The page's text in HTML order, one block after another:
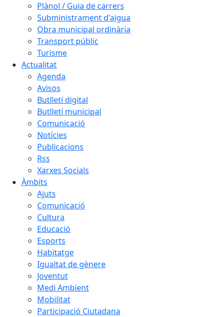
Plànol / Guia de carrers
Subministrament d'aigua
Obra municipal ordinària
Transport públic
Turisme
Actualitat
Agenda
Avisos
Butlletí digital
Butlletí municipal
Comunicació
Notícies
Publicacions
Rss
Xarxes Socials
Àmbits
Ajuts
Comunicació
Cultura
Educació
Esports
Habitatge
Igualtat de gènere
Joventut
Medi Ambient
Mobilitat
Participació Ciutadana